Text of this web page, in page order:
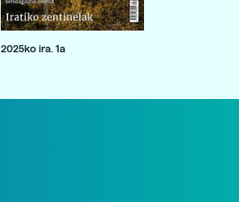
2025ko ira. 1a